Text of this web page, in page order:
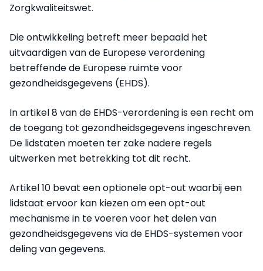
Zorgkwaliteitswet.
Die ontwikkeling betreft meer bepaald het
uitvaardigen van de Europese verordening
betreffende de Europese ruimte voor
gezondheidsgegevens (EHDS).
In artikel 8 van de EHDS-verordening is een recht om
de toegang tot gezondheidsgegevens ingeschreven.
De lidstaten moeten ter zake nadere regels
uitwerken met betrekking tot dit recht.
Artikel 10 bevat een optionele opt-out waarbij een
lidstaat ervoor kan kiezen om een opt-out
mechanisme in te voeren voor het delen van
gezondheidsgegevens via de EHDS-systemen voor
deling van gegevens.